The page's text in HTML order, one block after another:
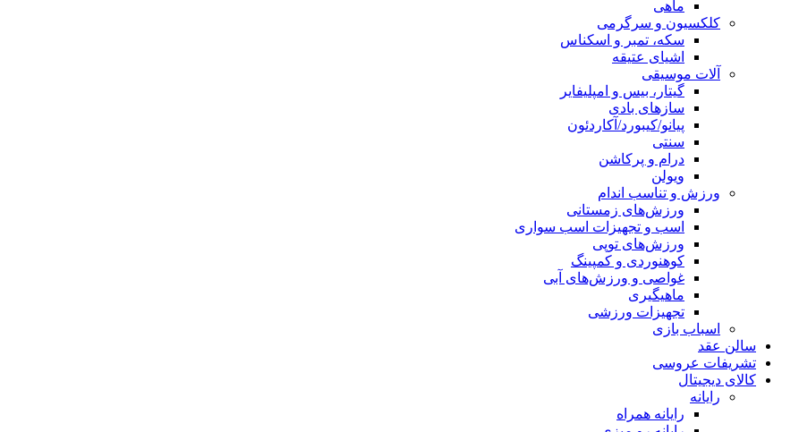
ماهی
کلکسیون و سرگرمی
سکه، تمبر و اسکناس
اشیای عتیقه
آلات موسیقی
گیتار، بیس و امپلیفایر
سازهای بادی
پیانو/کیبورد/آکاردئون
سنتی
درام و پرکاشن
ویولن
ورزش و تناسب اندام
ورزش‌های زمستانی
اسب و تجهیزات اسب سواری
ورزش‌های توپی
کوهنوردی و کمپینگ
غواصی و ورزش‌های آبی
ماهیگیری
تجهیزات ورزشی
اسباب‌ بازی
سالن عقد
تشریفات عروسی
کالای دیجیتال
رایانه
رایانه همراه